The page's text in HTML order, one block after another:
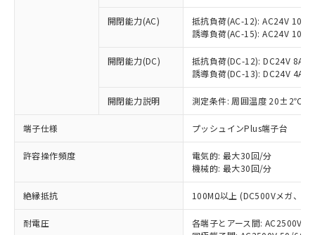
開閉能力(AC)
抵抗負荷(AC-12): AC24V 10A/
誘導負荷(AC-15): AC24V
開閉能力(DC)
抵抗負荷(DC-12): DC24V 8A/
誘導負荷(DC-13): DC24V 4A/
開閉能力説明 測定条件: 周囲温度 20±2℃、
端子仕様 プッシュインPlus端子台
許容操作頻度
電気的: 最大30回/分
機械的: 最大30回/分
絶縁抵抗 100MΩ以上 (DC500Vメガ、点
耐電圧
各端子とアース間: AC2500V
以下の条件をお読みいただき、同意のうえ
本サービスは、当社制御機器事業取扱
商品の当社在庫状況および標準価格
(税抜)を提供させていただくもので
当社制御機器事業取扱商品の中には、
本サービスの対象外となる商品もある
ことをご了承ください。
在庫状況および標準価格照会結果は、
記載している更新日時点での社内デー
タに基づき作成されるものであり、閲
準価格とは異なる場合があることをご
対応予定なし：EU RoHS指令（10物質）の
非含有に非対応の商品で、対応品を出す予
調査・確認中：EU RoHS指令（10物質）の
非含有の対応状況を調査中または確認中の
非該当品：ライセンス料など無形物で、有
害物質有無と関係のない商品です。
仕入先様の事情により、非含有部品として
いたものが、含有品と判明した場合などや
むを得ず変更することがあります。
*EU RoHS指令（10物質）：
鉛(Pb) 1000ppm以下、 水銀(Hg) 1000ppm以下、 カド
六価クロム(Cr(Ⅵ)) 1000ppm以下、ポリ臭化ビフェニル
「○」：最大均質材料含有率が中国RoHSの
基準値以下であることを示します。
「×」：最大均質材料含有率が中国RoHSの
基準値を超えていることを示します。
「－」：未確認です。当社販売部門へお問
当社は、これら貴社製品のうち、外国
為替および外国貿易法に定める商品
（以下｢規制貨物等」という）を輸出
または国外への提供する場合は、日本
国政府の輸出許可(または役務取引許
可)を取得するなどの必要な手続きを